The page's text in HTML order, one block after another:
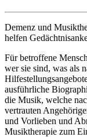
Demenz und
helfen
Für betroffene
wer sie sind, was als
ausführliche
die Musik, welche
vertrauten
und Vorlieben und
Musiktherapie zum